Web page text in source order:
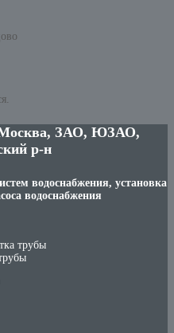
Москва, ЗАО, ЮЗАО,
р-н
водоснабжения, установка
водоснабжения
трубы